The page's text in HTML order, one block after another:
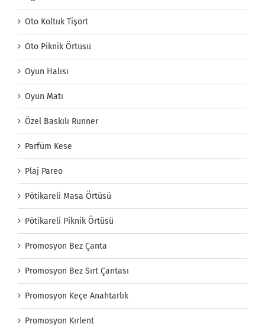
Oto Koltuk Tişört
Oto Piknik Örtüsü
Oyun Halısı
Oyun Matı
Özel Baskılı Runner
Parfüm Kese
Plaj Pareo
Pötikareli Masa Örtüsü
Pötikareli Piknik Örtüsü
Promosyon Bez Çanta
Promosyon Bez Sırt Çantası
Promosyon Keçe Anahtarlık
Promosyon Kırlent